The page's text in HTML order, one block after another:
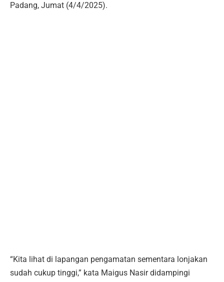
Padang, Jumat (4/4/2025).
“Kita lihat di lapangan pengamatan sementara lonjakan
sudah cukup tinggi,” kata Maigus Nasir didampingi